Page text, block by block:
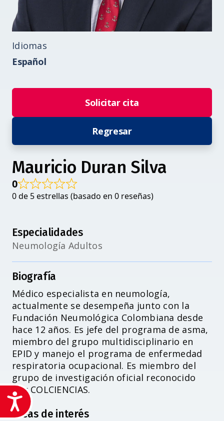
Accesibilidad
Idiomas
Español
Solicitar cita
Regresar
Mauricio Duran Silva
0
0 de 5 estrellas (basado en 0 reseñas)
Especialidades
Neumología Adultos
Biografía
Médico especialista en neumología,
actualmente se desempeña junto con la
Fundación Neumológica Colombiana desde
hace 12 años. Es jefe del programa de asma,
miembro del grupo multidisciplinario en
EPID y manejo el programa de enfermedad
respiratoria ocupacional. Es miembro del
grupo de investigación oficial reconocido
por COLCIENCIAS.
Áreas de interés